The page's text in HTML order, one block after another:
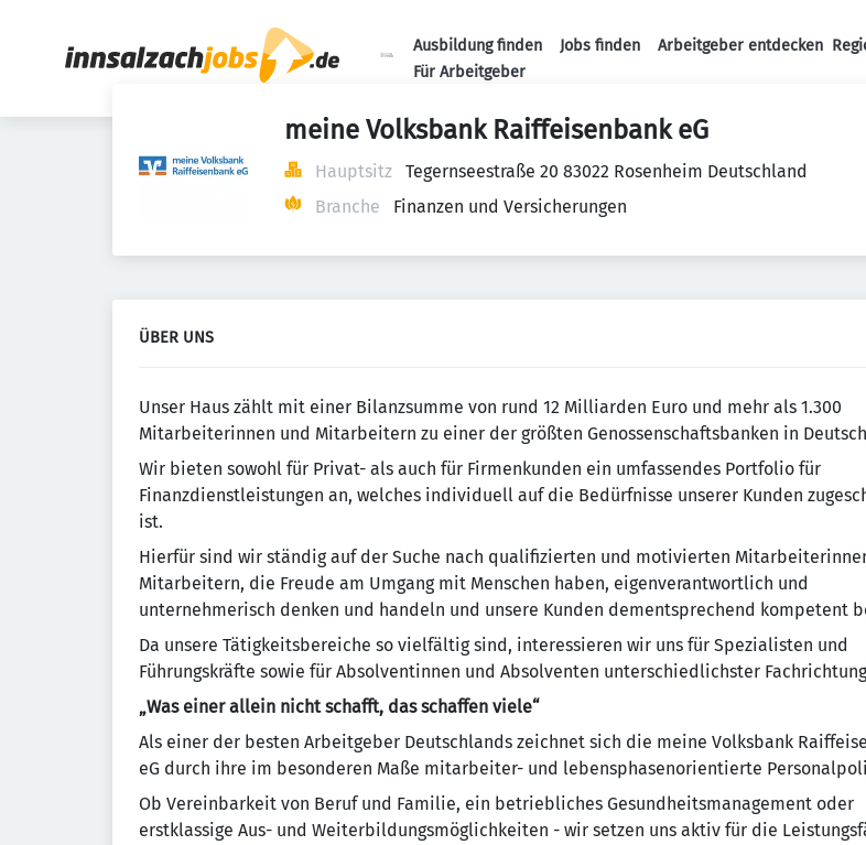
Ausbildung finden Jobs finden Arbeitgeber entdecken
Für Arbeitgeber
meine Volksbank Raiffeisenbank eG
Hauptsitz
Tegernseestraße 20 83022 Rosenheim Deutschland
Branche
Finanzen und Versicherungen
ÜBER UNS
Unser Haus zählt mit einer Bilanzsumme von rund 12 Milliarden Euro und mehr als 1.300
Mitarbeiterinnen und Mitarbeitern zu einer der größten Genossenschaftsbanken in
Wir bieten sowohl für Privat- als auch für Firmenkunden ein umfassendes Portfolio für
Finanzdienstleistungen an, welches individuell auf die Bedürfnisse unserer Kunden
ist.
Hierfür sind wir ständig auf der Suche nach qualifizierten und motivierten
Mitarbeitern, die Freude am Umgang mit Menschen haben, eigenverantwortlich und
unternehmerisch denken und handeln und unsere Kunden dementsprechend kompetent
Da unsere Tätigkeitsbereiche so vielfältig sind, interessieren wir uns für Spezialisten und
Führungskräfte sowie für Absolventinnen und Absolventen unterschiedlichster
„Was einer allein nicht schafft, das schaffen viele“
Als einer der besten Arbeitgeber Deutschlands zeichnet sich die meine Volksbank
eG durch ihre im besonderen Maße mitarbeiter- und lebensphasenorientierte
Ob Vereinbarkeit von Beruf und Familie, ein betriebliches Gesundheitsmanagement oder
erstklassige Aus- und Weiterbildungsmöglichkeiten - wir setzen uns aktiv für die